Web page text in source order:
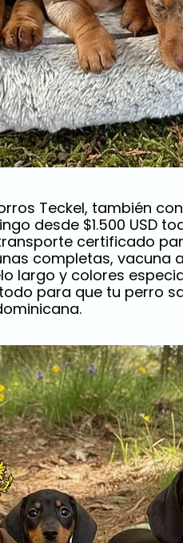
Teckel, también
desde $1.500 USD
certificado
completas, vacuna
largo y colores
para que tu perro